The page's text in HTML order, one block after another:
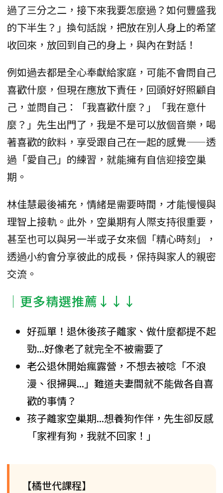
過了三分之二，接下來我要怎麼過？如何豐盛我
的下半生？」換句話說，把放在別人身上的希望
收回來，放回到自己的身上，與內在對話！
例如過去都是全心奉獻給家庭，可能不會問自己
喜歡什麼，但現在應放下責任，回頭好好照顧自
己，並問自己：「我喜歡什麼？」「我在意什
麼？」先生出門了，我是不是可以放個音樂，喝
著喜歡的飲料，享受跟自己在一起的感覺——透
過「愛自己」的練習，就能擁有自信迎接空巢
期。
林佳慧最後補充，情緒是需要時間，才能慢慢與
理智上接軌。此外，空巢期有人際支持很重要，
甚至也可以與另一半或子女來個「精心時刻」，
透過小約會分享彼此的成長，保持與家人的親密
交流。
│更多精選推薦↓↓↓
好孤單！退休後孩子離家、做什麼都提不起
勁...好像老了就完全不被需要了
老公退休開始瘋露營，不想去被唸「不浪
漫、很掃興...」難道夫妻間就不能做各自喜
歡的事情？
孩子離家空巢期...想養狗作伴，先生卻反感
「家裡有狗，我就不回家！」
【橘世代課程】